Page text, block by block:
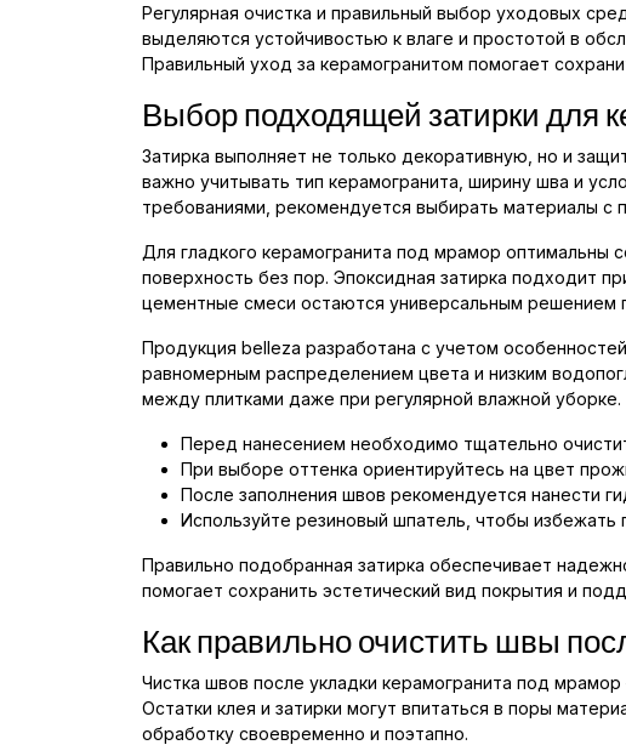
Регулярная очистка и правильный выбор уходовых
выделяются устойчивостью к влаге и простотой в
Правильный уход за керамогранитом помогает
Выбор подходящей затирки для
Затирка выполняет не только декоративную, но и
важно учитывать тип керамогранита, ширину шва и
требованиями, рекомендуется выбирать материалы с
Для гладкого керамогранита под мрамор оптимальны
поверхность без пор. Эпоксидная затирка подходит
цементные смеси остаются универсальным решением
Продукция belleza разработана с учетом
равномерным распределением цвета и низким
между плитками даже при регулярной влажной уборке.
Перед нанесением необходимо тщательно
При выборе оттенка ориентируйтесь на цвет
После заполнения швов рекомендуется нанести
Используйте резиновый шпатель, чтобы
Правильно подобранная затирка обеспечивает
помогает сохранить эстетический вид покрытия и
Как правильно очистить швы
Чистка швов после укладки керамогранита под
Остатки клея и затирки могут впитаться в поры
обработку своевременно и поэтапно.